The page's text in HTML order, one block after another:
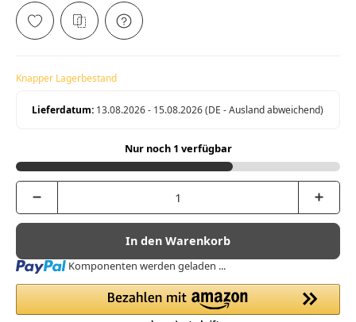
Knapper Lagerbestand
Lieferdatum: 13.08.2026 - 15.08.2026(DE - Ausland abweichend)
Nur noch 1 verfügbar
In den Warenkorb
Loading... Komponenten werden geladen ...